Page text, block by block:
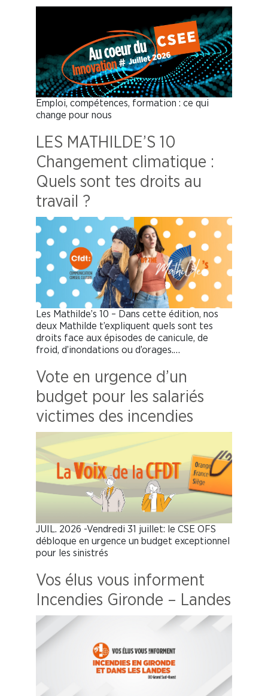
Emploi, compétences, formation : ce qui
change pour nous
LES MATHILDE’S 10
Changement climatique :
Quels sont tes droits au
travail ?
Les Mathilde’s 10 – Dans cette édition, nos
deux Mathilde t’expliquent quels sont tes
droits face aux épisodes de canicule, de
froid, d’inondations ou d’orages.…
Vote en urgence d’un
budget pour les salariés
victimes des incendies
JUIL. 2026 -Vendredi 31 juillet: le CSE OFS
débloque en urgence un budget exceptionnel
pour les sinistrés
Vos élus vous informent
Incendies Gironde – Landes